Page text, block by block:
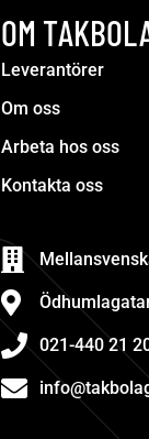
OM
Leverantörer
Om oss
Arbeta hos oss
Kontakta oss
021-440 21